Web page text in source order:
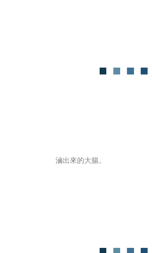
滷出來的大腸。